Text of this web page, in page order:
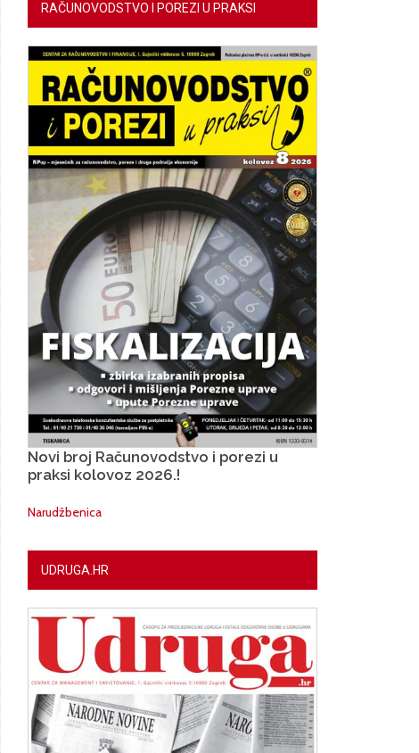
RAČUNOVODSTVO I POREZI U PRAKSI
Novi broj Računovodstvo i porezi u
praksi kolovoz 2026.!
Narudžbenica
UDRUGA.HR